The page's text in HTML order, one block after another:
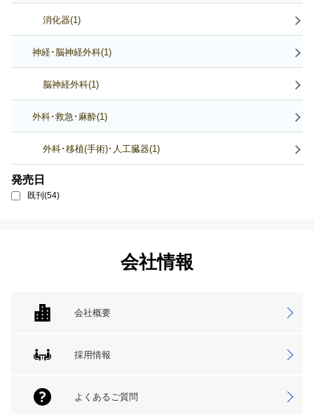
消化器(1)
神経･脳神経外科(1)
脳神経外科(1)
外科･救急･麻酔(1)
外科･移植(手術)･人工臓器(1)
発売日
既刊(54)
会社情報
会社概要
採用情報
よくあるご質問